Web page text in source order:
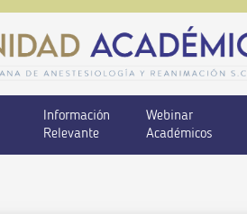
Información
Relevante
Webinar
Académicos